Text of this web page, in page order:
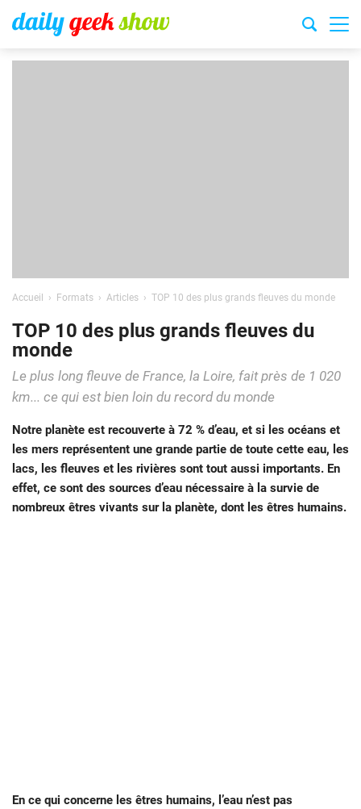
Accueil Formats Articles TOP 10 des plus grands fleuves du monde
TOP 10 des plus grands fleuves du
monde
Le plus long fleuve de France, la Loire, fait près de 1 020
km... ce qui est bien loin du record du monde
Notre planète est recouverte à 72 % d’eau, et si les océans et
les mers représentent une grande partie de toute cette eau, les
lacs, les fleuves et les rivières sont tout aussi importants. En
effet, ce sont des sources d’eau nécessaire à la survie de
nombreux êtres vivants sur la planète, dont les êtres humains.
En ce qui concerne les êtres humains, l’eau n’est pas